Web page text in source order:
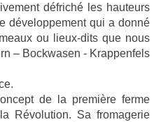
défriché les hauteurs
développement qui a donné
ou lieux-dits que nous
– Bockwasen - Krappenfels
de la première ferme
Révolution. Sa fromagerie